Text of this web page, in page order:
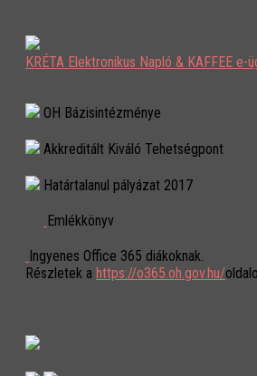
KRÉTA Elektronikus Napló & KAFFEE e-
OH Bázisintézménye
Akkreditált Kiváló Tehetségpont
Határtalanul pályázat 2017
Emlékkönyv
Ingyenes Office 365 diákoknak.
Részletek a https://o365.oh.gov.hu/